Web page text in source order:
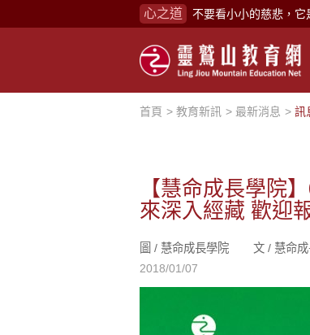
心之道 不要看小小的慈悲，它
禪修，讓思緒單純，讓
念頭在心頭，不舒服
煩惱如同下雨，當雨過
生命是不斷流動地，
不執著、不妄想，當下
學佛，就是學著拭去塵
不要看小小的慈悲，
禪修，讓思緒單純，讓
首頁 教育新訊 最新消息 訊
【慧命成長學院
來深入經藏 歡迎
圖 / 慧命成長學院 文 / 慧命
2018/01/07